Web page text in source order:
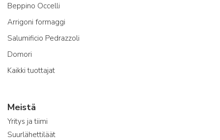
Beppino Occelli
Arrigoni formaggi
Salumificio Pedrazzoli
Domori
Kaikki tuottajat
Meistä
Yritys ja tiimi
Suurlähettiläät